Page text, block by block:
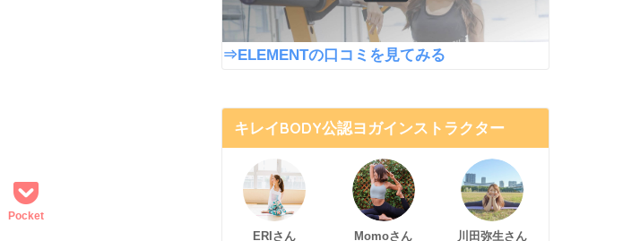
Pocket
⇒ELEMENTの口コミを見てみる
キレイBODY公認ヨガインストラクター
ERIさん Momoさん 川田弥生さん